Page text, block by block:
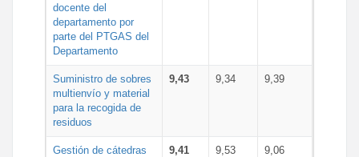
docente del
departamento por
parte del PTGAS del
Departamento
Suministro de sobres
multienvío y material
para la recogida de
residuos
9,43 9,34 9,39
Gestión de cátedras
9,41 9,53 9,06